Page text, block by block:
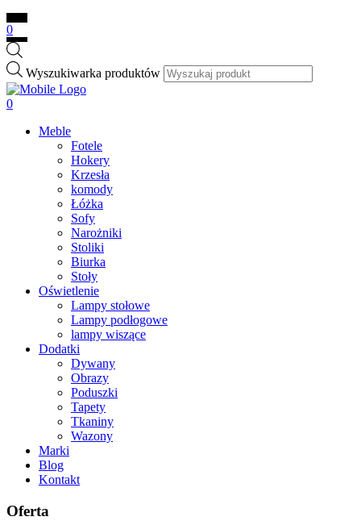
0
Wyszukiwarka produktów
0
Meble
Fotele
Hokery
Krzesła
komody
Łóżka
Sofy
Narożniki
Stoliki
Biurka
Stoły
Oświetlenie
Lampy stołowe
Lampy podłogowe
lampy wiszące
Dodatki
Dywany
Obrazy
Poduszki
Tapety
Tkaniny
Wazony
Marki
Blog
Kontakt
Oferta